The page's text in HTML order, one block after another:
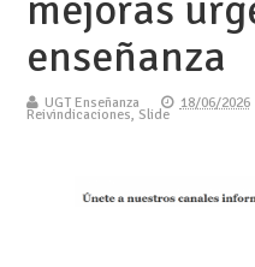
enseñanza
UGT Enseñanza 18/06/2026
Reivindicaciones, Slide